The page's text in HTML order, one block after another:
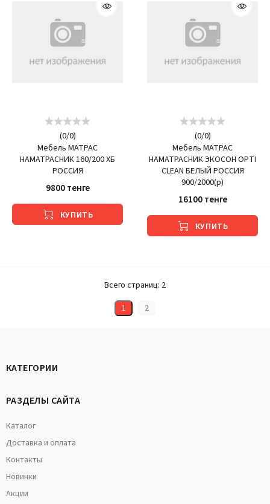
(0/0)
Мебель МАТРАС
НАМАТРАСНИК 160/200 ХБ
РОССИЯ
9800 тенге
КУПИТЬ
(0/0)
Мебель МАТРАС
НАМАТРАСНИК ЭКОСОН OPTI
CLEAN БЕЛЫЙ РОССИЯ
900/2000(р)
16100 тенге
КУПИТЬ
Всего страниц: 2
1
2
КАТЕГОРИИ
РАЗДЕЛЫ САЙТА
Каталог
Доставка и оплата
Контакты
Новинки
Акции